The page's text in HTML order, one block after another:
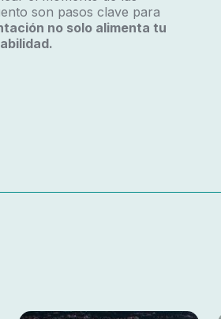
son pasos clave para
no solo alimenta tu